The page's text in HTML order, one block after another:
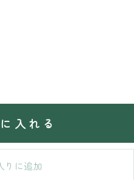
入れる
りに追加